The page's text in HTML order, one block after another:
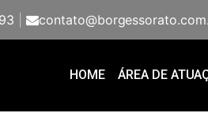
|
HOME ÁREA DE